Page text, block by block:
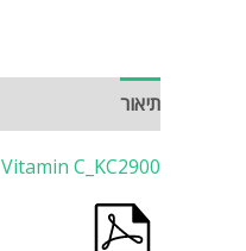
תיאור
Vitamin C_KC2900